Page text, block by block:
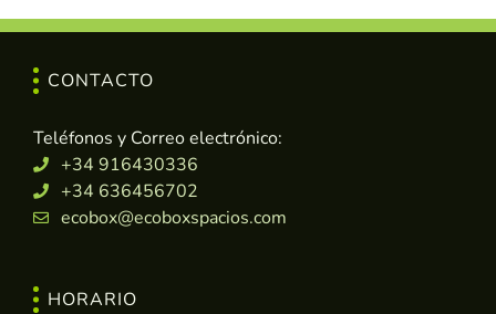
CONTACTO
Teléfonos y Correo electrónico:
+34 916430336
+34 636456702
ecobox@ecoboxspacios.com
HORARIO